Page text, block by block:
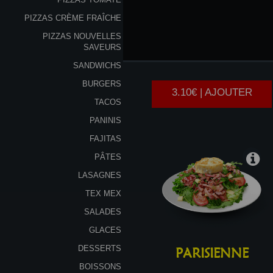
PIZZAS CRÈME FRAÎCHE
PIZZAS NOUVELLES
SAVEURS
SANDWICHS
BURGERS
TACOS
PANINIS
FAJITAS
PÂTES
LASAGNES
TEX MEX
SALADES
GLACES
DESSERTS
BOISSONS
3.10€ | AJOUTER
PARISIENNE